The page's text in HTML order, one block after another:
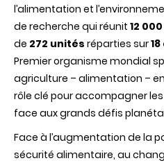
l’alimentation et
de recherche qui réunit 12
de 272 unités réparties sur
Premier organisme mondial
agriculture – alimentation –
rôle clé pour accompagner
face aux grands défis
Face à l’augmentation de la
sécurité alimentaire, au